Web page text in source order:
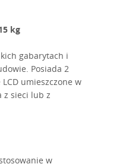
kg
gabarytach i
Posiada 2
umieszczone w
z sieci lub z
w